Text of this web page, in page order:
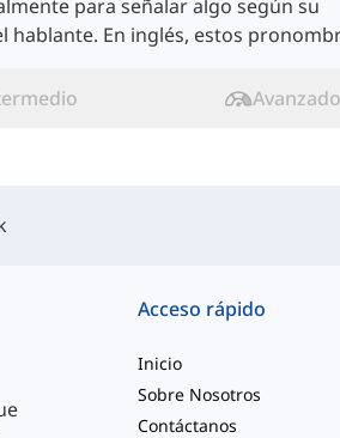
para señalar algo según su
hablante. En inglés, estos
Avanzado
Acceso rápido
Inicio
Sobre Nosotros
Contáctanos